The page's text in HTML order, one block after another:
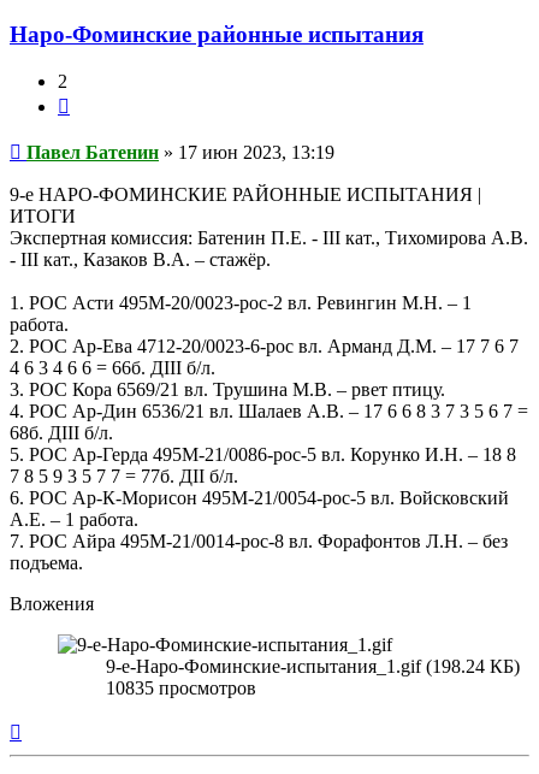
Наро-Фоминские районные испытания
2
Сообщение
Павел Батенин » 17 июн 2023, 13:19
9-е НАРО-ФОМИНСКИЕ РАЙОННЫЕ ИСПЫТАНИЯ |
ИТОГИ
Экспертная комиссия: Батенин П.Е. - III кат., Тихомирова А.В.
- III кат., Казаков В.А. – стажёр.
1. РОС Асти 495М-20/0023-рос-2 вл. Ревингин М.Н. – 1
работа.
2. РОС Ар-Ева 4712-20/0023-6-рос вл. Арманд Д.М. – 17 7 6 7
4 6 3 4 6 6 = 66б. ДIII б/л.
3. РОС Кора 6569/21 вл. Трушина М.В. – рвет птицу.
4. РОС Ар-Дин 6536/21 вл. Шалаев А.В. – 17 6 6 8 3 7 3 5 6 7 =
68б. ДIII б/л.
5. РОС Ар-Герда 495М-21/0086-рос-5 вл. Корунко И.Н. – 18 8
7 8 5 9 3 5 7 7 = 77б. ДII б/л.
6. РОС Ар-К-Морисон 495М-21/0054-рос-5 вл. Войсковский
А.Е. – 1 работа.
7. РОС Айра 495М-21/0014-рос-8 вл. Форафонтов Л.Н. – без
подъема.
Вложения
9-е-Наро-Фоминские-испытания_1.gif (198.24 КБ)
10835 просмотров